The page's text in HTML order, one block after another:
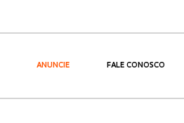
ANUNCIE FALE CONOSCO